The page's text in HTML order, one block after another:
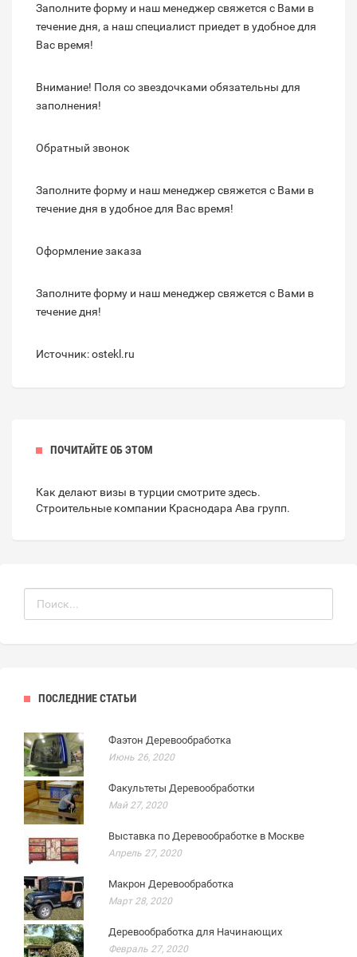
Заполните форму и наш менеджер свяжется с Вами в
течение дня, а наш специалист приедет в удобное для
Вас время!
Внимание! Поля со звездочками обязательны для
заполнения!
Обратный звонок
Заполните форму и наш менеджер свяжется с Вами в
течение дня в удобное для Вас время!
Оформление заказа
Заполните форму и наш менеджер свяжется с Вами в
течение дня!
Источник: ostekl.ru
ПОЧИТАЙТЕ ОБ ЭТОМ
Как делают визы в турции смотритездесь.
Строительные компании Краснодара Ава групп.
ПОСЛЕДНИЕ СТАТЬИ
Фаэтон Деревообработка
Июнь 26, 2020
Факультеты Деревообработки
Май 27, 2020
Выставка по Деревообработке в Москве
Апрель 27, 2020
Макрон Деревообработка
Март 28, 2020
Деревообработка для Начинающих
Февраль 27, 2020